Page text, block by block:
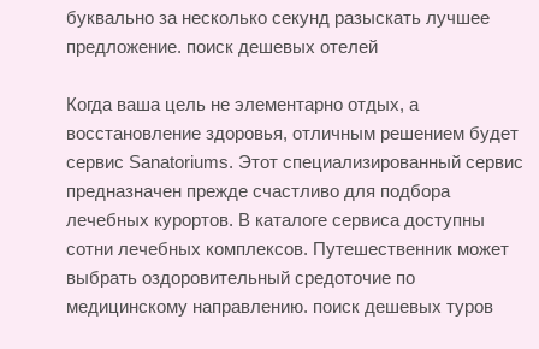
буквально за несколько секунд разыскать лучшее
предложение. поиск дешевых отелей
Когда ваша цель не элементарно отдых, а
восстановление здоровья, отличным решением будет
сервис Sanatoriums. Этот специализированный сервис
предназначен прежде счастливо для подбора
лечебных курортов. В каталоге сервиса доступны
сотни лечебных комплексов. Путешественник может
выбрать оздоровительный средоточие по
медицинскому направлению. поиск дешевых туров